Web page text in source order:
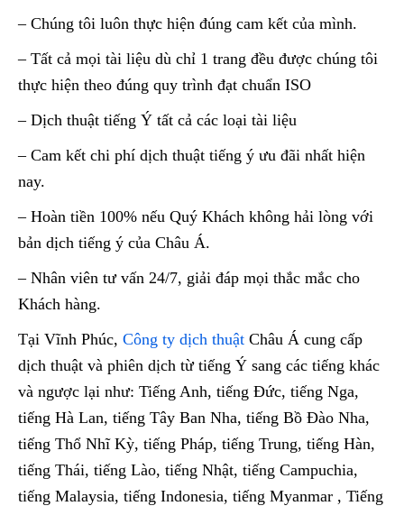
– Chúng tôi luôn thực hiện đúng cam kết của mình.
– Tất cả mọi tài liệu dù chỉ 1 trang đều được chúng tôi
thực hiện theo đúng quy trình đạt chuẩn ISO
– Dịch thuật tiếng Ý tất cả các loại tài liệu
– Cam kết chi phí dịch thuật tiếng ý ưu đãi nhất hiện
nay.
– Hoàn tiền 100% nếu Quý Khách không hải lòng với
bản dịch tiếng ý của Châu Á.
– Nhân viên tư vấn 24/7, giải đáp mọi thắc mắc cho
Khách hàng.
Tại Vĩnh Phúc, Công ty dịch thuật Châu Á cung cấp
dịch thuật và phiên dịch từ tiếng Ý sang các tiếng khác
và ngược lại như: Tiếng Anh, tiếng Đức, tiếng Nga,
tiếng Hà Lan, tiếng Tây Ban Nha, tiếng Bồ Đào Nha,
tiếng Thổ Nhĩ Kỳ, tiếng Pháp, tiếng Trung, tiếng Hàn,
tiếng Thái, tiếng Lào, tiếng Nhật, tiếng Campuchia,
tiếng Malaysia, tiếng Indonesia, tiếng Myanmar , Tiếng